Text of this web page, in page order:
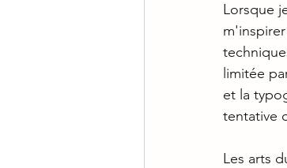
Lorsque
limitée
et la
tentative
Les arts